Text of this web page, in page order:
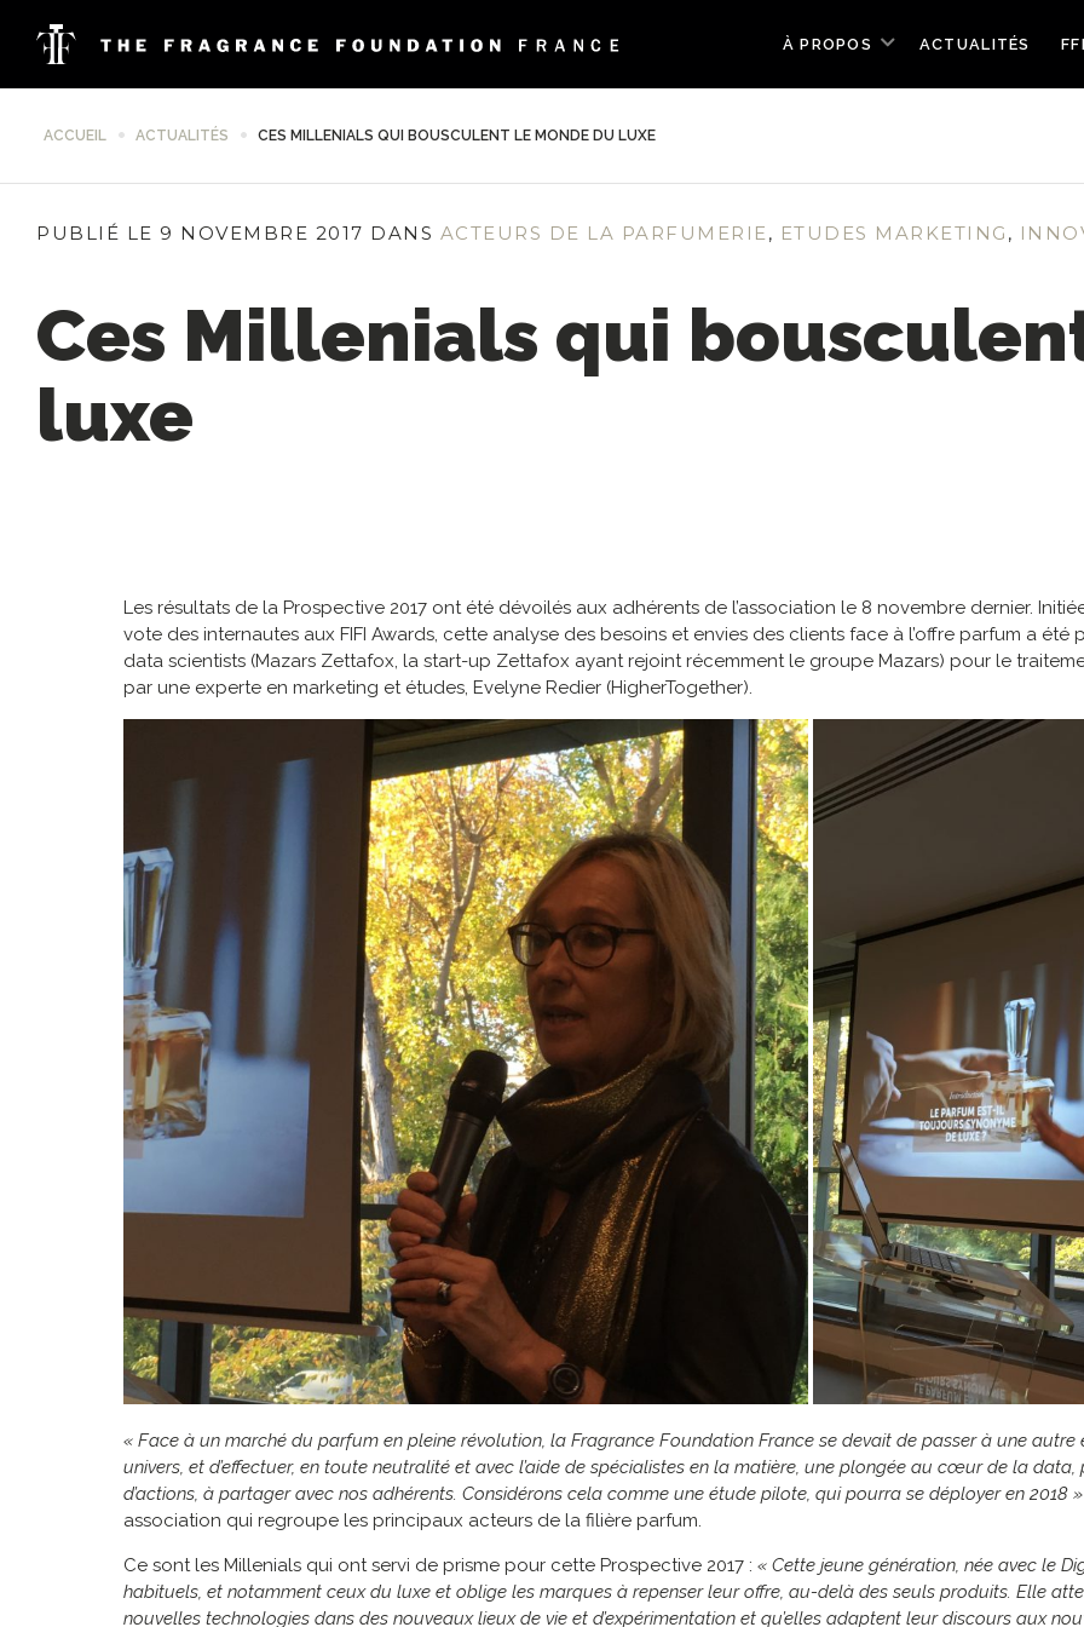
À PROPOS ACTUALITÉS
ACCUEIL ACTUALITÉS CES MILLENIALS QUI BOUSCULENT LE MONDE DU LUXE
PUBLIÉ LE 9 NOVEMBRE 2017 DANS ACTEURS DE LA PARFUMERIE, ETUDES MARKETING ,
Ces Millenials qui
luxe
Les résultats de la Prospective 2017 ont été dévoilés aux adhérents de l’association le 8 novembre dernier.
vote des internautes aux FIFI Awards, cette analyse des besoins et envies des clients face à l’offre parfum a
data scientists (Mazars Zettafox, la start-up Zettafox ayant rejoint récemment le groupe Mazars) pour le
par une experte en marketing et études, Evelyne Redier (HigherTogether).
« Face à un marché du parfum en pleine révolution, la Fragrance Foundation France se devait de passer à une
univers, et d’effectuer, en toute neutralité et avec l’aide de spécialistes en la matière, une plongée au cœur de la
d’actions, à partager avec nos adhérents. Considérons cela comme une étude pilote, qui pourra se déployer en 2018 »
association qui regroupe les principaux acteurs de la filière parfum.
Ce sont les Millenials qui ont servi de prisme pour cette Prospective 2017 : « Cette jeune génération, née avec le
habituels, et notamment ceux du luxe et oblige les marques à repenser leur offre, au-delà des seuls produits. Elle
nouvelles technologies dans des nouveaux lieux de vie et d’expérimentation et qu’elles adaptent leur discours aux